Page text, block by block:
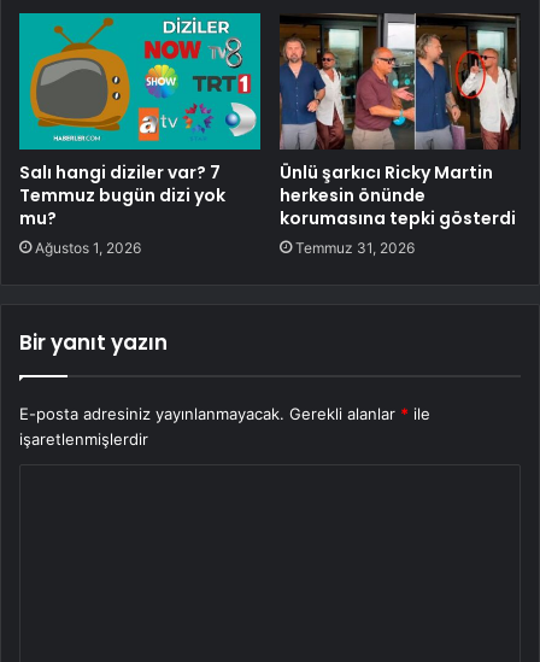
Salı hangi diziler var? 7
Temmuz bugün dizi yok
mu?
Ağustos 1, 2026
Ünlü şarkıcı Ricky Martin
herkesin önünde
korumasına tepki gösterdi
Temmuz 31, 2026
Bir yanıt yazın
E-posta adresiniz yayınlanmayacak. Gerekli alanlar * ile
işaretlenmişlerdir